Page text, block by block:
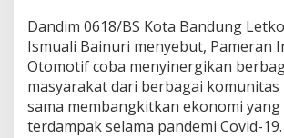
Dandim 0618/BS Kota Bandung
Ismuali Bainuri menyebut, Pameran
Otomotif coba menyinergikan
masyarakat dari berbagai
sama membangkitkan ekonomi
terdampak selama pandemi Covid-19.